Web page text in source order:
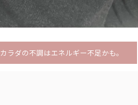
カラダの不調はエネルギー不足かも。